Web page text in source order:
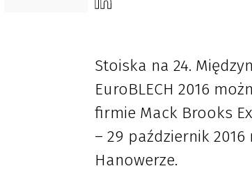
Stoiska na 24.
EuroBLECH 2016
firmie Mack Brooks
– 29 październik
Hanowerze.